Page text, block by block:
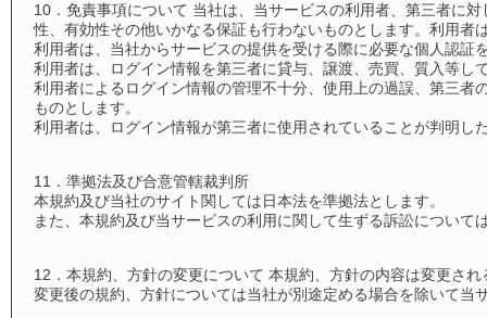
10．免責事項について 当社は、当サービスの利用者、第三者に
性、有効性その他いかなる保証も行わないものとします。利用者
利用者は、当社からサービスの提供を受ける際に必要な個人認
利用者は、ログイン情報を第三者に貸与、譲渡、売買、質入等し
利用者によるログイン情報の管理不十分、使用上の過誤、第三
ものとします。
利用者は、ログイン情報が第三者に使用されていることが判明し
11．準拠法及び合意管轄裁判所
本規約及び当社のサイト関しては日本法を準拠法とします。
また、本規約及び当サービスの利用に関して生ずる訴訟について
12．本規約、方針の変更について 本規約、方針の内容は変更さ
変更後の規約、方針については当社が別途定める場合を除いて当